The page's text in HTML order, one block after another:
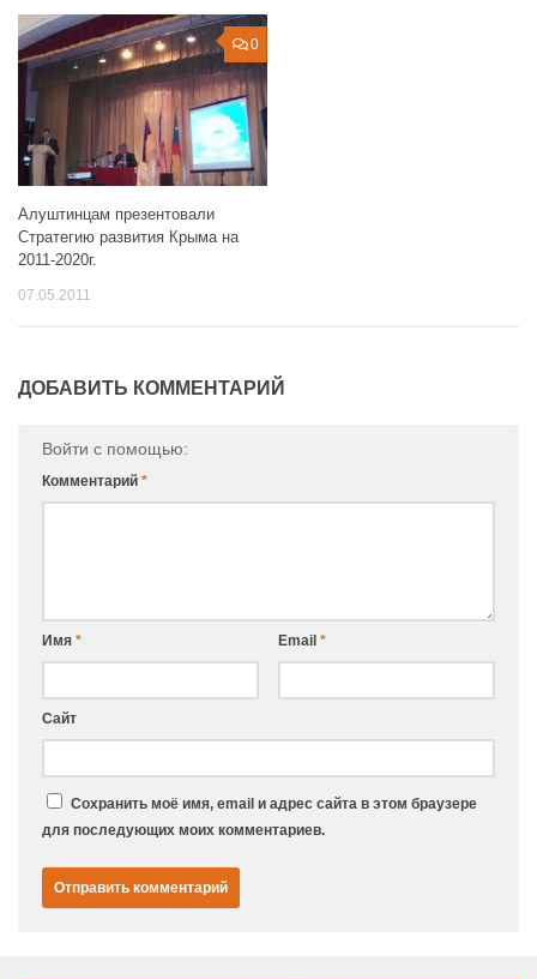
0
Алуштинцам презентовали
Стратегию развития Крыма на
2011-2020г.
07.05.2011
ДОБАВИТЬ КОММЕНТАРИЙ
Войти с помощью:
Комментарий *
Имя * Email *
Сайт
Сохранить моё имя, email и адрес сайта в этом браузере
для последующих моих комментариев.